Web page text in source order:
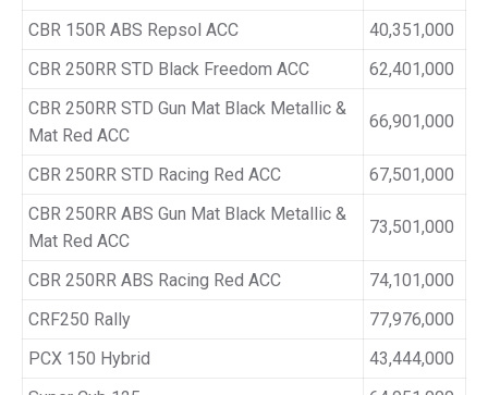
CBR 150R ABS Repsol ACC
40,351,000
CBR 250RR STD Black Freedom ACC
62,401,000
CBR 250RR STD Gun Mat Black Metallic &
Mat Red ACC
66,901,000
CBR 250RR STD Racing Red ACC
67,501,000
CBR 250RR ABS Gun Mat Black Metallic &
Mat Red ACC
73,501,000
CBR 250RR ABS Racing Red ACC
74,101,000
CRF250 Rally
77,976,000
PCX 150 Hybrid
43,444,000